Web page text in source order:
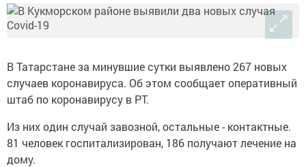
В Татарстане за минувшие сутки выявлено 267 новых
случаев коронавируса. Об этом сообщает оперативный
штаб по коронавирусу в РТ.
Из них один случай завозной, остальные - контактные.
81 человек госпитализирован, 186 получают лечение на
дому.